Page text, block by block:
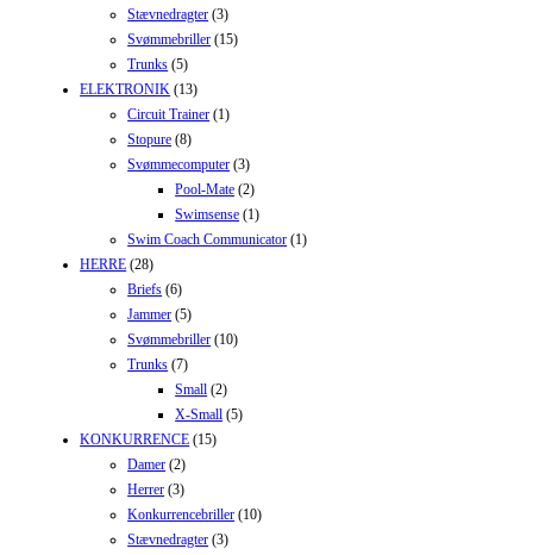
Stævnedragter (3)
Svømmebriller (15)
Trunks (5)
ELEKTRONIK (13)
Circuit Trainer (1)
Stopure (8)
Svømmecomputer (3)
Pool-Mate (2)
Swimsense (1)
Swim Coach Communicator (1)
HERRE (28)
Briefs (6)
Jammer (5)
Svømmebriller (10)
Trunks (7)
Small (2)
X-Small (5)
KONKURRENCE (15)
Damer (2)
Herrer (3)
Konkurrencebriller (10)
Stævnedragter (3)